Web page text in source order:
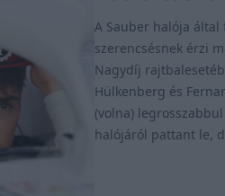
A Sauber halója
szerencsésnek érzi
Nagydíj
Hülkenberg és
(volna)
halójáról pattant le,